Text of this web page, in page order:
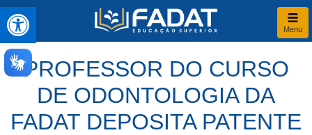
Abrir a barra de ferramentas
Menu
PROFESSOR DO CURSO
DE ODONTOLOGIA DA
FADAT DEPOSITA PATENTE